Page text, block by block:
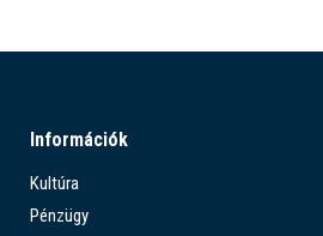
Információk
Kultúra
Pénzügy